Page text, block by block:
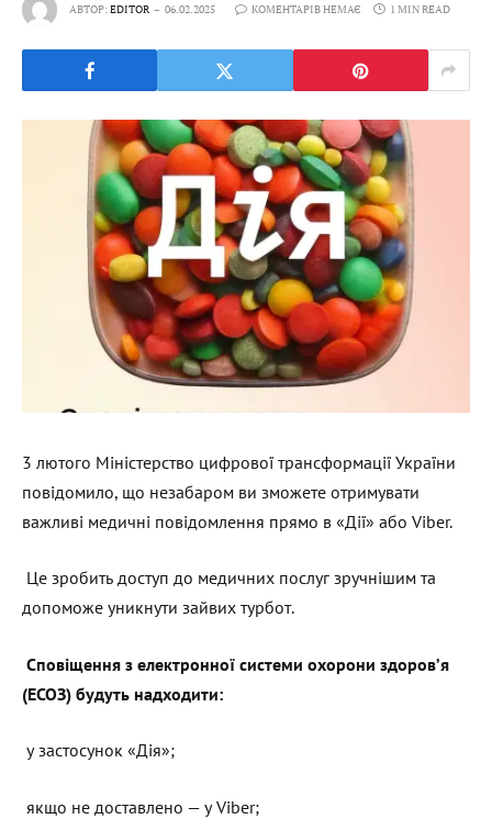
АВТОР:EDITOR 06.02.2025 КОМЕНТАРІВ НЕМАЄ 1 MIN READ
3 лютого Міністерство цифрової трансформації України
повідомило, що незабаром ви зможете отримувати
важливі медичні повідомлення прямо в «Дії» або Viber.
Це зробить доступ до медичних послуг зручнішим та
допоможе уникнути зайвих турбот.
Сповіщення з електронної системи охорони здоров’я
(ЕСОЗ) будуть надходити:
у застосунок «Дія»;
якщо не доставлено — у Viber;